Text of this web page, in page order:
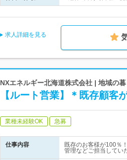
求人詳細を見る
NXエネルギー北海道株式会社 | 地域の
【ルート営業】＊既存顧客
業種未経験OK 急募
仕事内容
既存のお客様が100％
管理などご担当して